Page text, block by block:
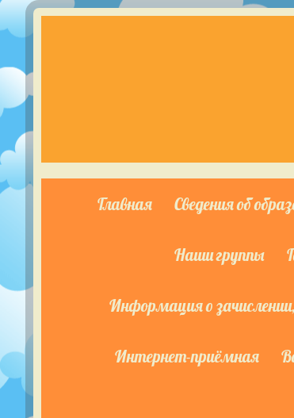
Главная Сведения об
Наши группы
Информация о
Интернет-приёмная